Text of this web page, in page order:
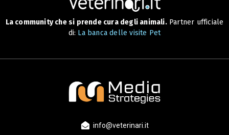
La community che si prende cura degli animali.Partner ufficiale
di: La banca delle visite Pet
info@veterinari.it